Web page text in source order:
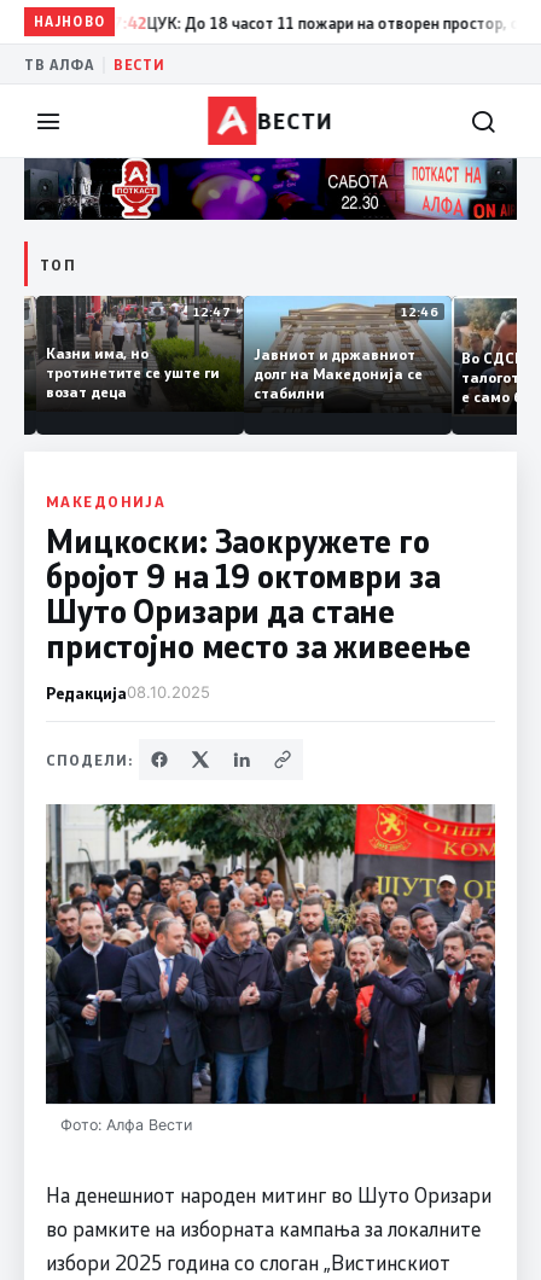
НАЈНОВО
17:42 ЦУК: До 18 часот 11 пожари на отворен простор, од кои
ТВ АЛФА ВЕСТИ
ВЕСТИ
ТОП
12:50
и
12:47
Казни има, но
тротинетите се уште ги
возат деца
12:46
Јавниот и државниот
долг на Македонија се
стабилни
Во
е само
копија
Заев
МАКЕДОНИЈА
Мицкоски: Заокружете го
бројот 9 на 19 октомври за
Шуто Оризари да стане
пристојно место за живеење
Редакција08.10.2025
СПОДЕЛИ:
Фото: Алфа Вести
На денешниот народен митинг во Шуто Оризари
во рамките на изборната кампања за локалните
избори 2025 година со слоган „Вистинскиот